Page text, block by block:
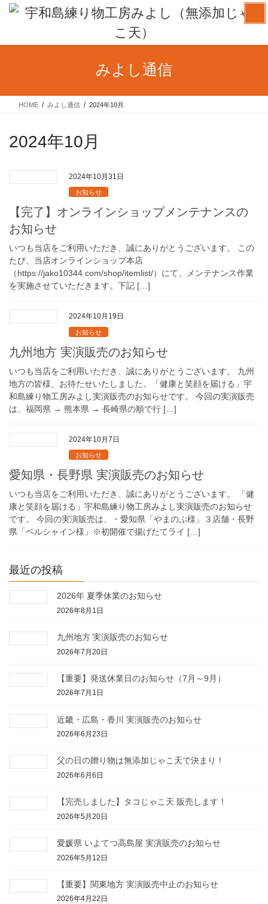
ン
ー
みよし通信
HOME みよし通信 2024年10月
2024年10月
2024年10月31日
お知らせ
【完了】オンラインショップメンテナンスの
お知らせ
いつも当店をご利用いただき、誠にありがとうございます。 この
たび、当店オンラインショップ本店
（https://jako10344.com/shop/itemlist/）にて、メンテナンス作業
を実施させていただきます。下記 […]
2024年10月19日
お知らせ
九州地方 実演販売のお知らせ
いつも当店をご利用いただき、誠にありがとうございます。 九州
地方の皆様、お待たせいたしました。「健康と笑顔を届ける」宇
和島練り物工房みよし実演販売のお知らせです。 今回の実演販売
は、福岡県 → 熊本県 → 長崎県の順で行 […]
2024年10月7日
お知らせ
愛知県・長野県 実演販売のお知らせ
いつも当店をご利用いただき、誠にありがとうございます。 「健
康と笑顔を届ける」宇和島練り物工房みよし実演販売のお知らせ
です。 今回の実演販売は、・愛知県「やまのぶ様」３店舗・長野
県「ベルシャイン様」※初開催で揚げたてライ […]
最近の投稿
2026年 夏季休業のお知らせ
2026年8月1日
九州地方 実演販売のお知らせ
2026年7月20日
【重要】発送休業日のお知らせ（7月～9月）
2026年7月1日
近畿・広島・香川 実演販売のお知らせ
2026年6月23日
父の日の贈り物は無添加じゃこ天で決まり！
2026年6月6日
【完売しました】タコじゃこ天 販売します！
2026年5月20日
愛媛県 いよてつ高島屋 実演販売のお知らせ
2026年5月12日
【重要】関東地方 実演販売中止のお知らせ
2026年4月22日